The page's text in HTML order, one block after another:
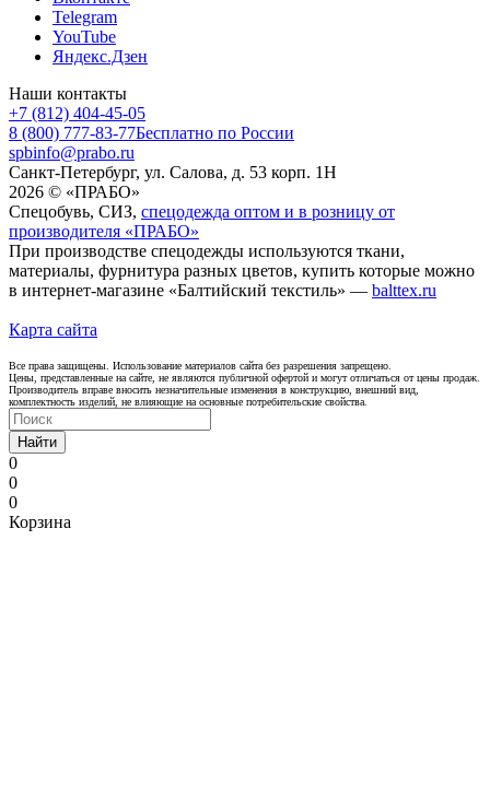
Telegram
YouTube
Яндекс.Дзен
Наши контакты
+7 (812) 404-45-05
8 (800) 777-83-77Бесплатно по России
spbinfo@prabo.ru
Санкт-Петербург, ул. Салова, д. 53 корп. 1Н
2026 © «ПРАБО»
Спецобувь, СИЗ, спецодежда оптом и в розницу от
производителя «ПРАБО»
При производстве спецодежды используются ткани,
материалы, фурнитура разных цветов, купить которые можно
в интернет-магазине «Балтийский текстиль» — balttex.ru
Карта сайта
Все права защищены. Использование материалов сайта без разрешения запрещено.
Цены, представленные на сайте, не являются публичной офертой и могут отличаться от цены продаж.
Производитель вправе вносить незначительные изменения в конструкцию, внешний вид,
комплектность изделий, не влияющие на основные потребительские свойства.
Найти
0
0
0
Корзина